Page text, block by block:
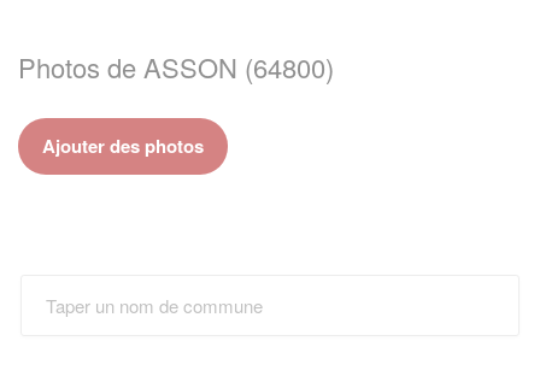
Photos de ASSON (64800)
Ajouter des photos